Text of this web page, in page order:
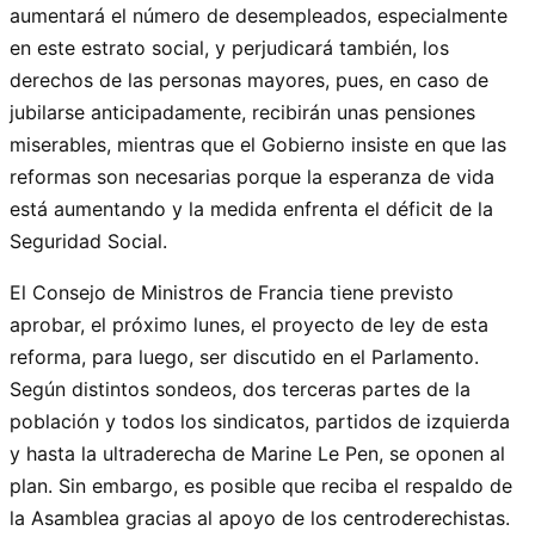
aumentará el número de desempleados, especialmente
en este estrato social, y perjudicará también, los
derechos de las personas mayores, pues, en caso de
jubilarse anticipadamente, recibirán unas pensiones
miserables, mientras que el Gobierno insiste en que las
reformas son necesarias porque la esperanza de vida
está aumentando y la medida enfrenta el déficit de la
Seguridad Social.
El Consejo de Ministros de Francia tiene previsto
aprobar, el próximo lunes, el proyecto de ley de esta
reforma, para luego, ser discutido en el Parlamento.
Según distintos sondeos, dos terceras partes de la
población y todos los sindicatos, partidos de izquierda
y hasta la ultraderecha de Marine Le Pen, se oponen al
plan. Sin embargo, es posible que reciba el respaldo de
la Asamblea gracias al apoyo de los centroderechistas.